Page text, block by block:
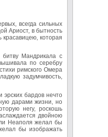
всегда сильных
Ариост, в бытность
которая
битву Мандрикала с
по серебру
римского Омера
задумчивость,
бардов нечто
дарами жизни, но
негу, роскошь
двойною
Неаполя желал бы
бы изображать